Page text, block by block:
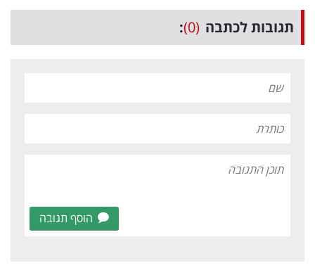
תגובות לכתבה (0)
:
הוסף תגובה